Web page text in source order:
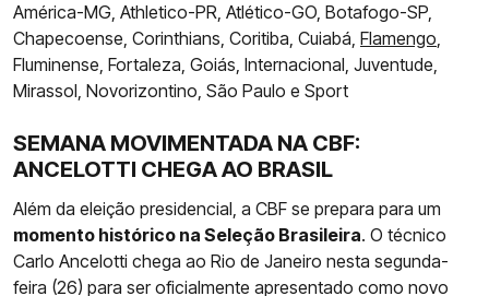
América-MG, Athletico-PR, Atlético-GO, Botafogo-SP,
Chapecoense, Corinthians, Coritiba, Cuiabá, Flamengo,
Fluminense, Fortaleza, Goiás, Internacional, Juventude,
Mirassol, Novorizontino, São Paulo e Sport
SEMANA MOVIMENTADA NA CBF:
ANCELOTTI CHEGA AO BRASIL
Além da eleição presidencial, a CBF se prepara para um
momento histórico na Seleção Brasileira. O técnico
Carlo Ancelotti chega ao Rio de Janeiro nesta segunda-
feira (26) para ser oficialmente apresentado como novo